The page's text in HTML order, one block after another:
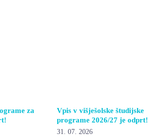
za
Vpis v višješolske študijske
programe 2026/27 je odprt!
31. 07. 2026